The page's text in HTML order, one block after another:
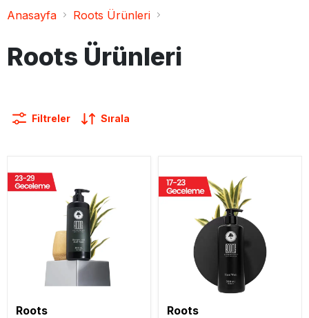
Anasayfa Roots Ürünleri
Roots Ürünleri
Filtreler Sırala
Roots
Roots